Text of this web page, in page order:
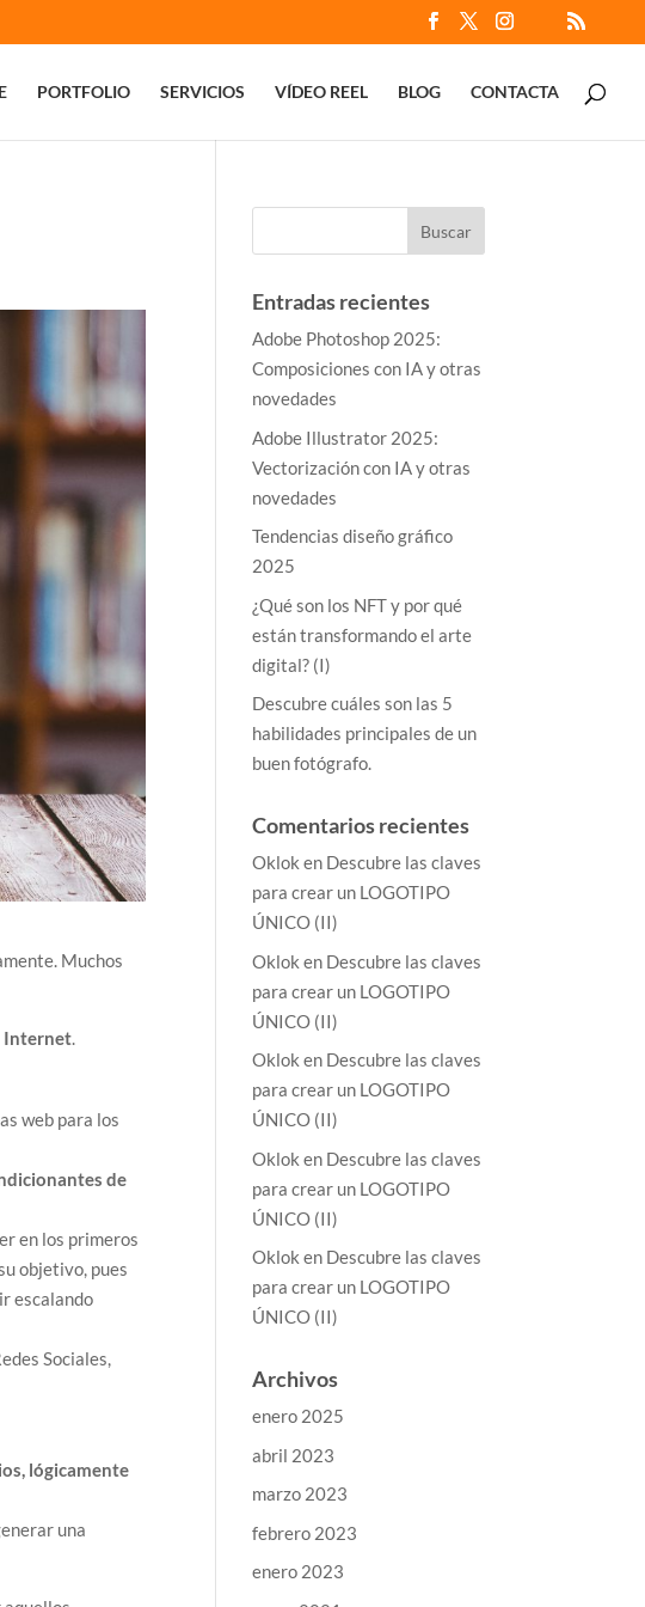
PORTFOLIO SERVICIOS VÍDEO REEL BLOG CONTACTA
Muchos
Internet.
web para los
de
en los primeros
objetivo, pues
escalando
Sociales,
lógicamente
una
Entradas recientes
Adobe Photoshop 2025:
Composiciones con IA y otras
novedades
Adobe Illustrator 2025:
Vectorización con IA y otras
novedades
Tendencias diseño gráfico
2025
¿Qué son los NFT y por qué
están transformando el arte
digital? (I)
Descubre cuáles son las 5
habilidades principales de un
buen fotógrafo.
Comentarios recientes
Oklok en Descubre las claves
para crear un LOGOTIPO
ÚNICO (II)
Oklok en Descubre las claves
para crear un LOGOTIPO
ÚNICO (II)
Oklok en Descubre las claves
para crear un LOGOTIPO
ÚNICO (II)
Oklok en Descubre las claves
para crear un LOGOTIPO
ÚNICO (II)
Oklok en Descubre las claves
para crear un LOGOTIPO
ÚNICO (II)
Archivos
enero 2025
abril 2023
marzo 2023
febrero 2023
enero 2023